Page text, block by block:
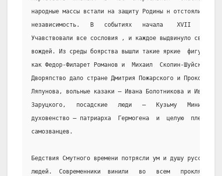
народные массы встали на защиту Родины н отстояли ее
независимость.   В   событиях   начала    XVII    в.
Учавствовали все сословия , и каждое выдвинуло своих
вождей. Из среды боярства вышли такие яркие  фигуры,
как Федор-Филарет Романов и  Михаил  Скопин-Шуйский.
Дворяпство дало стране Дмитрия Пожарского и Прокоиия
Ляпунова, вольные казаки — Ивана Болотникова и Ивана
Заруцкого,   посадские   люди   —   Кузьму   Минина,
духовенство — патриарха  Гермогена  и  целую  плеяду
самозванцев.
Бедствия Смутного времени потрясли ум и душу русских
людей.  Современники  винили   во   всем   проклятых